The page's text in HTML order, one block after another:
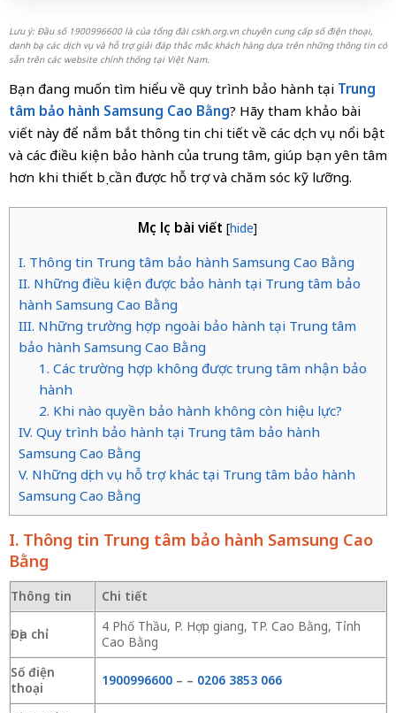
Lưu ý: Đầu số 1900996600 là của tổng đài cskh.org.vn chuyên cung cấp số điện thoại,
danh bạ các dịch vụ và hỗ trợ giải đáp thắc mắc khách hàng dựa trên những thông tin có
sẵn trên các website chính thống tại Việt Nam.
Bạn đang muốn tìm hiểu về quy trình bảo hành tại Trung
tâm bảo hành Samsung Cao Bằng? Hãy tham khảo bài
viết này để nắm bắt thông tin chi tiết về các dịch vụ nổi bật
và các điều kiện bảo hành của trung tâm, giúp bạn yên tâm
hơn khi thiết bị cần được hỗ trợ và chăm sóc kỹ lưỡng.
Mục lục bài viết [hide]
I. Thông tin Trung tâm bảo hành Samsung Cao Bằng
II. Những điều kiện được bảo hành tại Trung tâm bảo
hành Samsung Cao Bằng
III. Những trường hợp ngoài bảo hành tại Trung tâm
bảo hành Samsung Cao Bằng
1. Các trường hợp không được trung tâm nhận bảo
hành
2. Khi nào quyền bảo hành không còn hiệu lực?
IV. Quy trình bảo hành tại Trung tâm bảo hành
Samsung Cao Bằng
V. Những dịch vụ hỗ trợ khác tại Trung tâm bảo hành
Samsung Cao Bằng
I. Thông tin Trung tâm bảo hành Samsung Cao
Bằng
Thông tin Chi tiết
Địa chỉ
4 Phố Thầu, P. Hợp giang, TP. Cao Bằng, Tỉnh
Cao Bằng
Số điện
thoại
1900996600– – 0206 3853 066